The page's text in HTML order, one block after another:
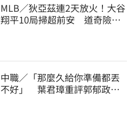
MLB／狄亞茲連2天放火！大谷
翔平10局掃超前安 道奇險逃9
中職／「那麼久給你準備都丟
不好」 葉君璋重評郭郁政對